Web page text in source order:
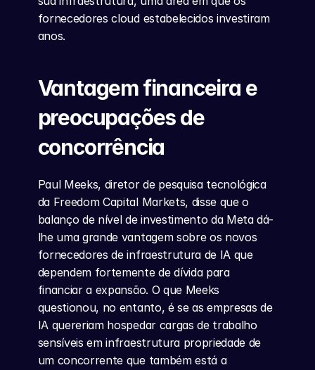
fornecedores cloud estabelecidos investiram
anos.
Vantagem financeira e
preocupações de
concorrência
Paul Meeks, diretor de pesquisa tecnológica
da Freedom Capital Markets, disse que o
balanço de nível de investimento da Meta dá-
lhe uma grande vantagem sobre os novos
fornecedores de infraestrutura de IA que
dependem fortemente de dívida para
financiar a expansão. O que Meeks
questionou, no entanto, é se as empresas de
IA quereriam hospedar cargas de trabalho
sensíveis em infraestrutura propriedade de
um concorrente que também está a